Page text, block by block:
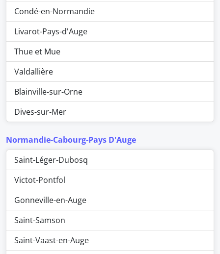
Condé-en-Normandie
Livarot-Pays-d'Auge
Thue et Mue
Valdallière
Blainville-sur-Orne
Dives-sur-Mer
Normandie-Cabourg-Pays D'Auge
Saint-Léger-Dubosq
Victot-Pontfol
Gonneville-en-Auge
Saint-Samson
Saint-Vaast-en-Auge